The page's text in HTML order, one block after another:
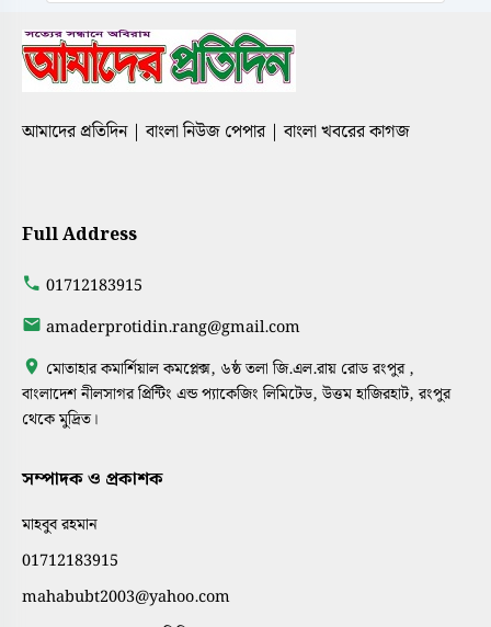
আমাদের প্রতিদিন | বাংলা নিউজ পেপার | বাংলা খবরের কাগজ
Full Address
01712183915
amaderprotidin.rang@gmail.com
মোতাহার কমার্শিয়াল কমপ্লেক্স, ৬ষ্ঠ তলা জি.এল.রায় রোড রংপুর ,
বাংলাদেশ নীলসাগর প্রিন্টিং এন্ড প্যাকেজিং লিমিটেড, উত্তম হাজিরহাট, রংপুর
থেকে মুদ্রিত।
সম্পাদক ও প্রকাশক
মাহবুব রহমান
01712183915
mahabubt2003@yahoo.com